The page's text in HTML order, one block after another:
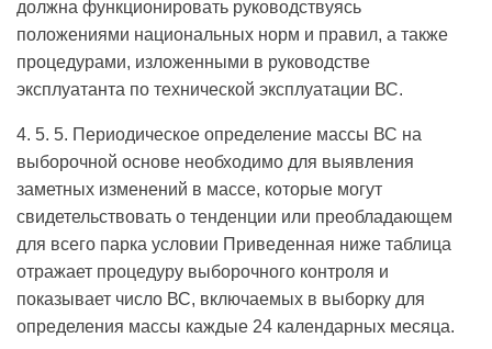
должна функционировать руководствуясь
положениями национальных норм и правил, а также
процедурами, изложенными в руководстве
эксплуатанта по технической эксплуатации ВС.
4. 5. 5. Периодическое определение массы ВС на
выборочной основе необходимо для выявления
заметных изменений в массе, которые могут
свидетельствовать о тенденции или преобладающем
для всего парка условии Приведенная ниже таблица
отражает процедуру выборочного контроля и
показывает число ВС, включаемых в выборку для
определения массы каждые 24 календарных месяца.